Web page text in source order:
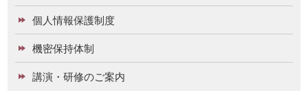
個人情報保護制度
機密保持体制
講演・研修のご案内